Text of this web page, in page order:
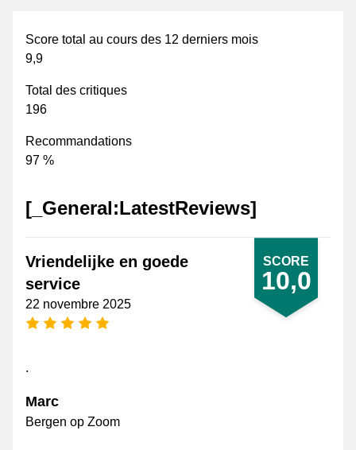
Score total au cours des 12 derniers mois
9,9
Total des critiques
196
Recommandations
97 %
[_General:LatestReviews]
SCORE
10,0
Vriendelijke en goede
service
22 novembre 2025
[_General:NumberOfStarsPluralFormat]
.
Marc
Bergen op Zoom